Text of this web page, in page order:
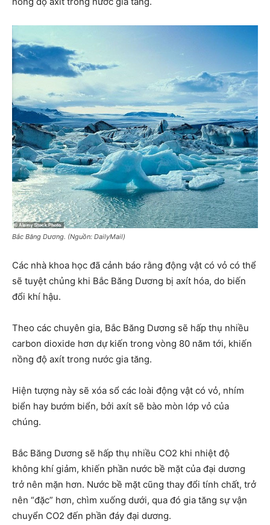
Bắc Băng Dương. (Nguồn: DailyMail)
Các nhà khoa học đã cảnh báo rằng động vật có vỏ có thể
sẽ tuyệt chủng khi Bắc Băng Dương bị axít hóa, do biến
đổi khí hậu.
Theo các chuyên gia, Bắc Băng Dương sẽ hấp thụ nhiều
carbon dioxide hơn dự kiến trong vòng 80 năm tới, khiến
nồng độ axít trong nước gia tăng.
Hiện tượng này sẽ xóa sổ các loài động vật có vỏ, nhím
biển hay bướm biển, bởi axít sẽ bào mòn lớp vỏ của
chúng.
Bắc Băng Dương sẽ hấp thụ nhiều CO2 khi nhiệt độ
không khí giảm, khiến phần nước bề mặt của đại dương
trở nên mặn hơn. Nước bề mặt cũng thay đổi tính chất, trở
nên “đặc” hơn, chìm xuống dưới, qua đó gia tăng sự vận
chuyển CO2 đến phần đáy đại dương.